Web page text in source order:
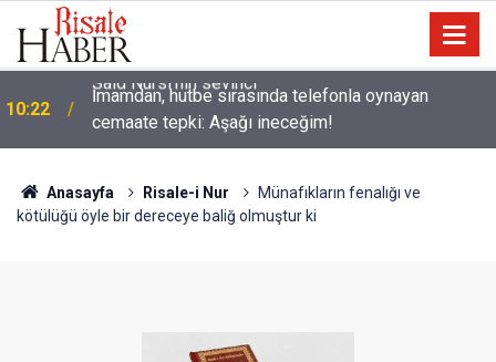
10:22
İmamdan, hutbe sırasında telefonla oynayan
cemaate tepki: Aşağı ineceğim!
Anasayfa Risale-i Nur
Münafıkların fenalığı ve
kötülüğü öyle bir dereceye baliğ olmuştur ki